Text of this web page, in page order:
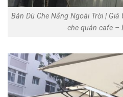
Bán Dù Che Nắng Ngoài Trời |
che quán cafe –